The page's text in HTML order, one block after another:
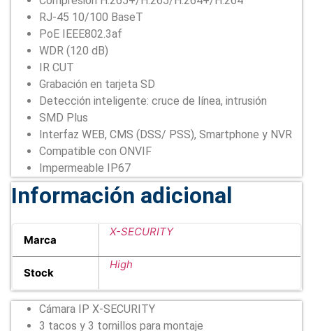
RJ-45 10/100 BaseT
PoE IEEE802.3af
WDR (120 dB)
IR CUT
Grabación en tarjeta SD
Detección inteligente: cruce de línea, intrusión
SMD Plus
Interfaz WEB, CMS (DSS/ PSS), Smartphone y NVR
Compatible con ONVIF
Impermeable IP67
Información adicional
Marca
X-SECURITY
Stock
High
Cámara IP X-SECURITY
3 tacos y 3 tornillos para montaje